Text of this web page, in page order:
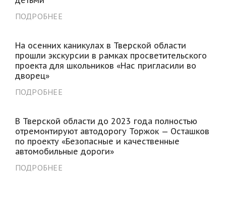
ПОДРОБНЕЕ
На осенних каникулах в Тверской области
прошли экскурсии в рамках просветительского
проекта для школьников «Нас пригласили во
дворец»
ПОДРОБНЕЕ
В Тверской области до 2023 года полностью
отремонтируют автодорогу Торжок — Осташков
по проекту «Безопасные и качественные
автомобильные дороги»
ПОДРОБНЕЕ